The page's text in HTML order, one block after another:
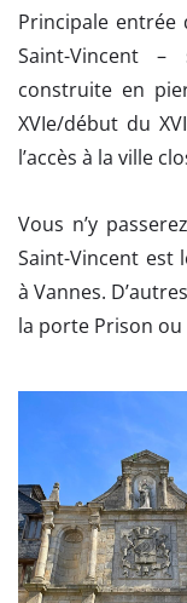
Principale entrée
Saint-Vincent
construite en
XVIe/début du
l’accès à la ville
Vous n’y
Saint-Vincent
à Vannes.
la porte Prison ou